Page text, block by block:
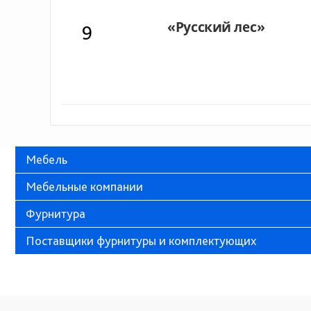
9
Мебель
Мебельные компании
Фурнитура
Поставщики фурнитуры и комплектующих